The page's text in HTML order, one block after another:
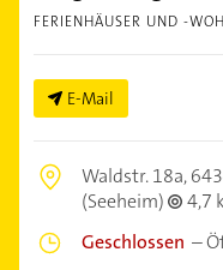
FERIENHÄUSER UND -
E-Mail
Waldstr. 18a,
(Seeheim)
4,7
Geschlossen –